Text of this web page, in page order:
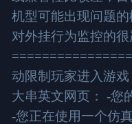
机型可能出现问题
对外挂行为监控的
动限制玩家进入游
大串英文网页： -您
-您正在使用一个仿